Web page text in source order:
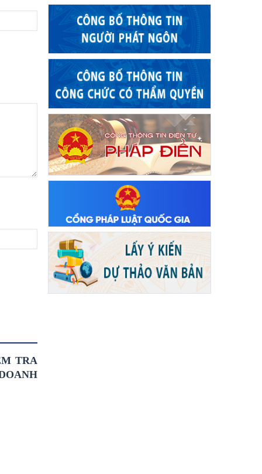
TRA